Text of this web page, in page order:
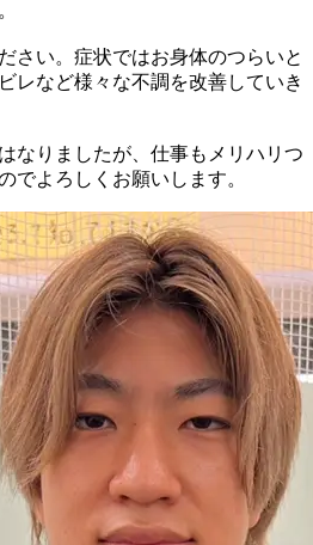
さい。症状ではお身体のつらいと
レなど様々な不調を改善していき
なりましたが、仕事もメリハリつ
でよろしくお願いします。